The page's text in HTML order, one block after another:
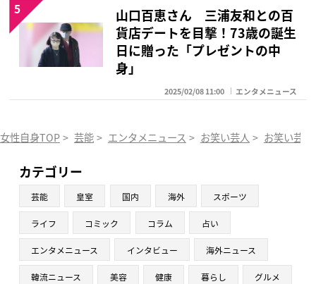
山口百恵さん 三浦友和との百
貨店デートを目撃！73歳の誕生
日に贈った「プレゼントの中
身」
2025/02/08 11:00 エンタメニュース
5
女性自身TOP > 芸能 > エンタメニュース > お笑い芸人 > お笑い芸人
カテゴリー
芸能 皇室 国内 海外 スポーツ
ライフ コミック コラム 占い
エンタメニュース インタビュー 海外ニュース
韓流ニュース 美容 健康 暮らし グルメ